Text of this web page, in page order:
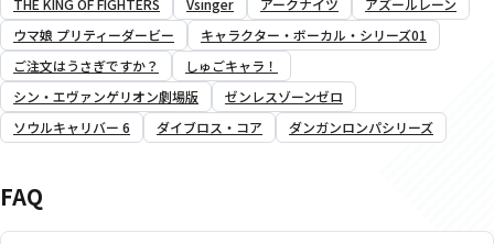
ウマ娘 プリティーダービー
キャラクター・ボーカル・シリーズ01
ご注文はうさぎですか？
しゅごキャラ！
シン・エヴァンゲリオン劇場版
ゼンレスゾーンゼロ
ソウルキャリバー 6
ダイブロス・コア ダンガンロンパシリーズ
FAQ